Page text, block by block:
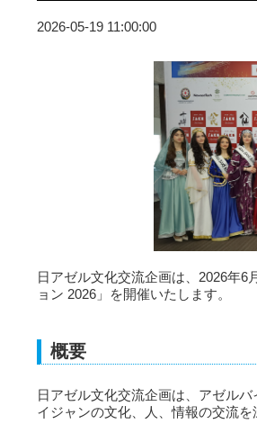
2026-05-19 11:00:00
日アゼル文化交流企画は、2026年
ョン 2026」を開催いたします。
概要
日アゼル文化交流企画は、アゼル
イジャンの文化、人、情報の交流